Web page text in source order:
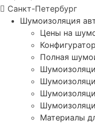
Санкт-Петербург
Шумоизоляция
Цены на
Полная
Материалы